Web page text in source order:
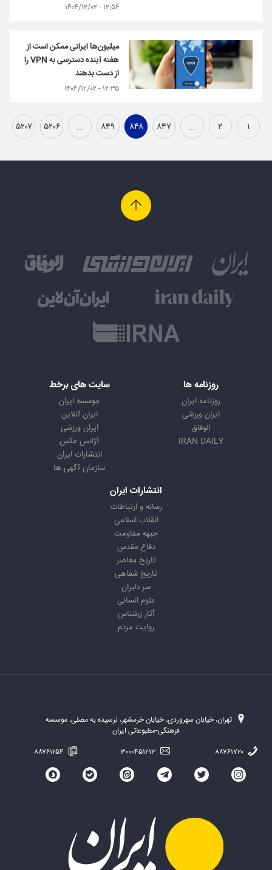
۱۲:۵۶ - ۱۴۰۴/۱۲/۰۲
میلیون‌ها ایرانی ممکن است از
هفته آینده دسترسی به VPN را
از دست بدهند
۱۲:۳۵ - ۱۴۰۴/۱۲/۰۲
۱ ۲ ... ۸۴۷ ۸۴۸ ۸۴۹ ... ۵۲۰۶ ۵۲۰۷
روزنامه ها
روزنامه ایران
ایران ورزشی
الوفاق
IRAN DAILY
سایت های برخط
موسسه ایران
ایران آنلاین
ایران ورزشی
آژانس عکس
انتشارات ایران
سازمان آگهی ها
انتشارات ایران
رسانه و ارتباطات
انقلاب اسلامی
جبهه مقاومت
دفاع مقدس
تاریخ معاصر
تاریخ شفاهی
سر دلبران
علوم انسانی
آثار زرشناس
روایت مردم
تهران، خیابان سهروردی، خیابان خرمشهر، نرسیده به مصلی، موسسه
فرهنگی-مطبوعاتی ایران